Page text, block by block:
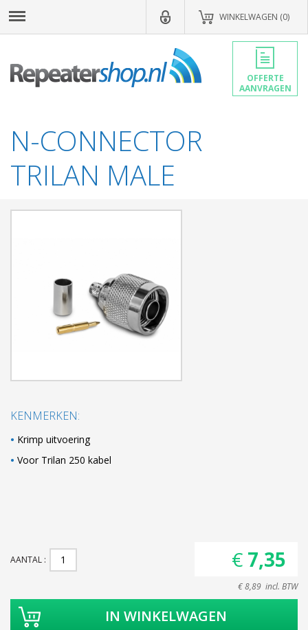
WINKELWAGEN (0)
OFFERTE
AANVRAGEN
N-CONNECTOR
TRILAN MALE
KENMERKEN:
Krimp uitvoering
Voor Trilan 250 kabel
AANTAL € 7,35
€ 8,89 incl. BTW